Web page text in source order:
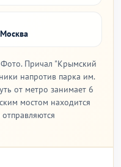
Причал "Крымский
напротив парка им.
от метро занимает 6
мостом находится